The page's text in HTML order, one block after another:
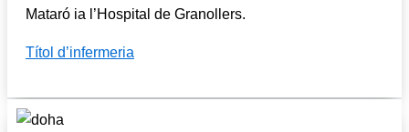
Mataró ia l’Hospital de Granollers.
Títol d’infermeria